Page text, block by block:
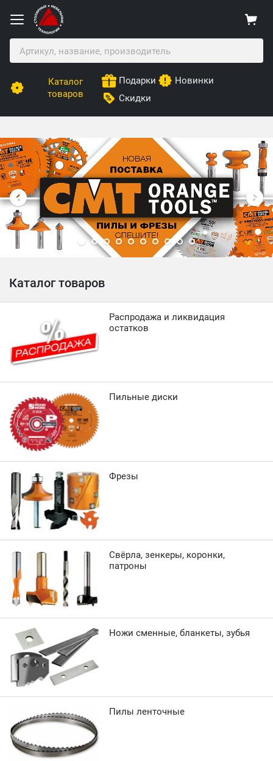
Каталог
товаров
Подарки
Новинки
Скидки
Столярные Мебельные Технологии
Каталог товаров
Распродажа и ликвидация
остатков
Пильные диски
Фрезы
Свёрла, зенкеры, коронки,
патроны
Ножи сменные, бланкеты, зубья
Пилы ленточные